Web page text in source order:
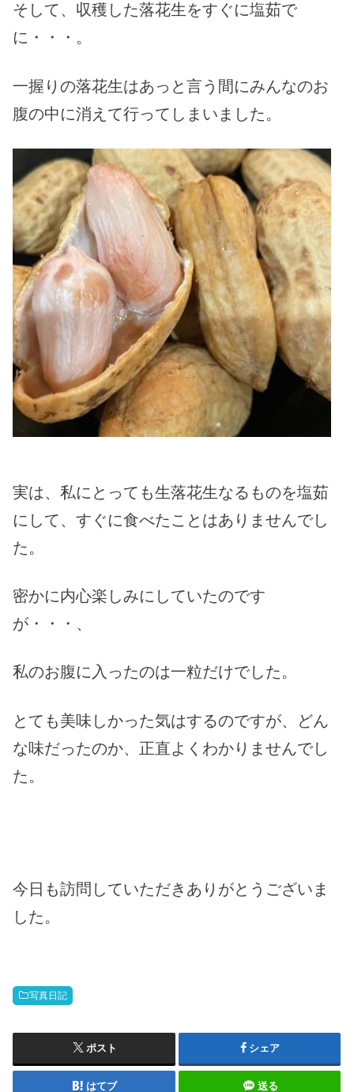
そして、収穫した落花生をすぐに塩茹で
に・・・。
一握りの落花生はあっと言う間にみんなのお
腹の中に消えて行ってしまいました。
実は、私にとっても生落花生なるものを塩茹
にして、すぐに食べたことはありませんでし
た。
密かに内心楽しみにしていたのです
が・・・、
私のお腹に入ったのは一粒だけでした。
とても美味しかった気はするのですが、どん
な味だったのか、正直よくわかりませんでし
た。
今日も訪問していただきありがとうございま
した。
写真日記
ポスト シェア
はてブ 送る